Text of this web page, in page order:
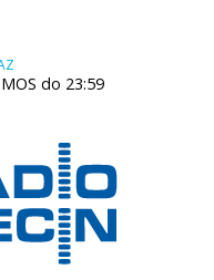
do 23:59